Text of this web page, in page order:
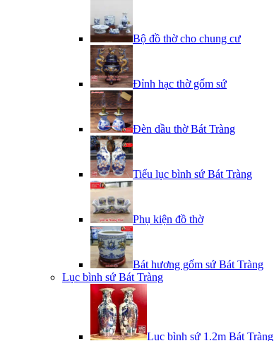
Bộ đồ thờ cho chung cư
Đỉnh hạc thờ gốm sứ
Đèn dầu thờ Bát Tràng
Tiểu lục bình sứ Bát Tràng
Phụ kiện đồ thờ
Bát hương gốm sứ Bát Tràng
Lục bình sứ Bát Tràng
Lục bình sứ 1.2m Bát Tràng